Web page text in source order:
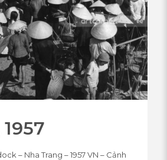
– Nha Trang – 1957 VN – Cảnh